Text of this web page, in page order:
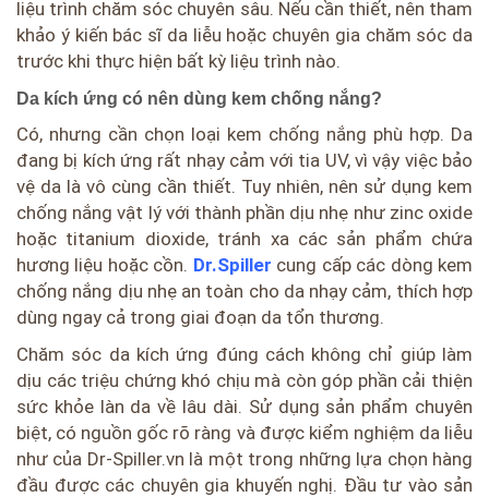
liệu trình chăm sóc chuyên sâu. Nếu cần thiết, nên tham
khảo ý kiến bác sĩ da liễu hoặc chuyên gia chăm sóc da
trước khi thực hiện bất kỳ liệu trình nào.
Da kích ứng có nên dùng kem chống nắng?
Có, nhưng cần chọn loại kem chống nắng phù hợp. Da
đang bị kích ứng rất nhạy cảm với tia UV, vì vậy việc bảo
vệ da là vô cùng cần thiết. Tuy nhiên, nên sử dụng kem
chống nắng vật lý với thành phần dịu nhẹ như zinc oxide
hoặc titanium dioxide, tránh xa các sản phẩm chứa
hương liệu hoặc cồn. Dr.Spiller cung cấp các dòng kem
chống nắng dịu nhẹ an toàn cho da nhạy cảm, thích hợp
dùng ngay cả trong giai đoạn da tổn thương.
Chăm sóc da kích ứng đúng cách không chỉ giúp làm
dịu các triệu chứng khó chịu mà còn góp phần cải thiện
sức khỏe làn da về lâu dài. Sử dụng sản phẩm chuyên
biệt, có nguồn gốc rõ ràng và được kiểm nghiệm da liễu
như của Dr-Spiller.vn là một trong những lựa chọn hàng
đầu được các chuyên gia khuyến nghị. Đầu tư vào sản